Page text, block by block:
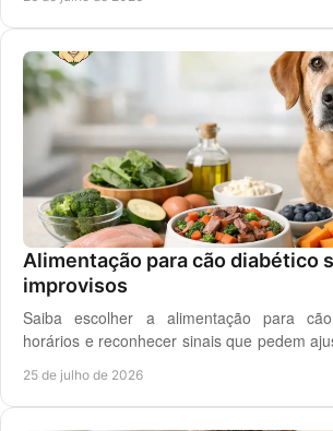
Alimentação para cão diabético
improvisos
Saiba escolher a alimentação para
horários e reconhecer sinais que pedem
25 de julho de 2026